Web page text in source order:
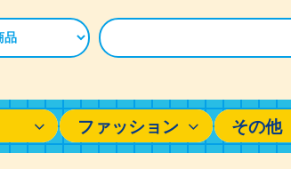
ファッション その他